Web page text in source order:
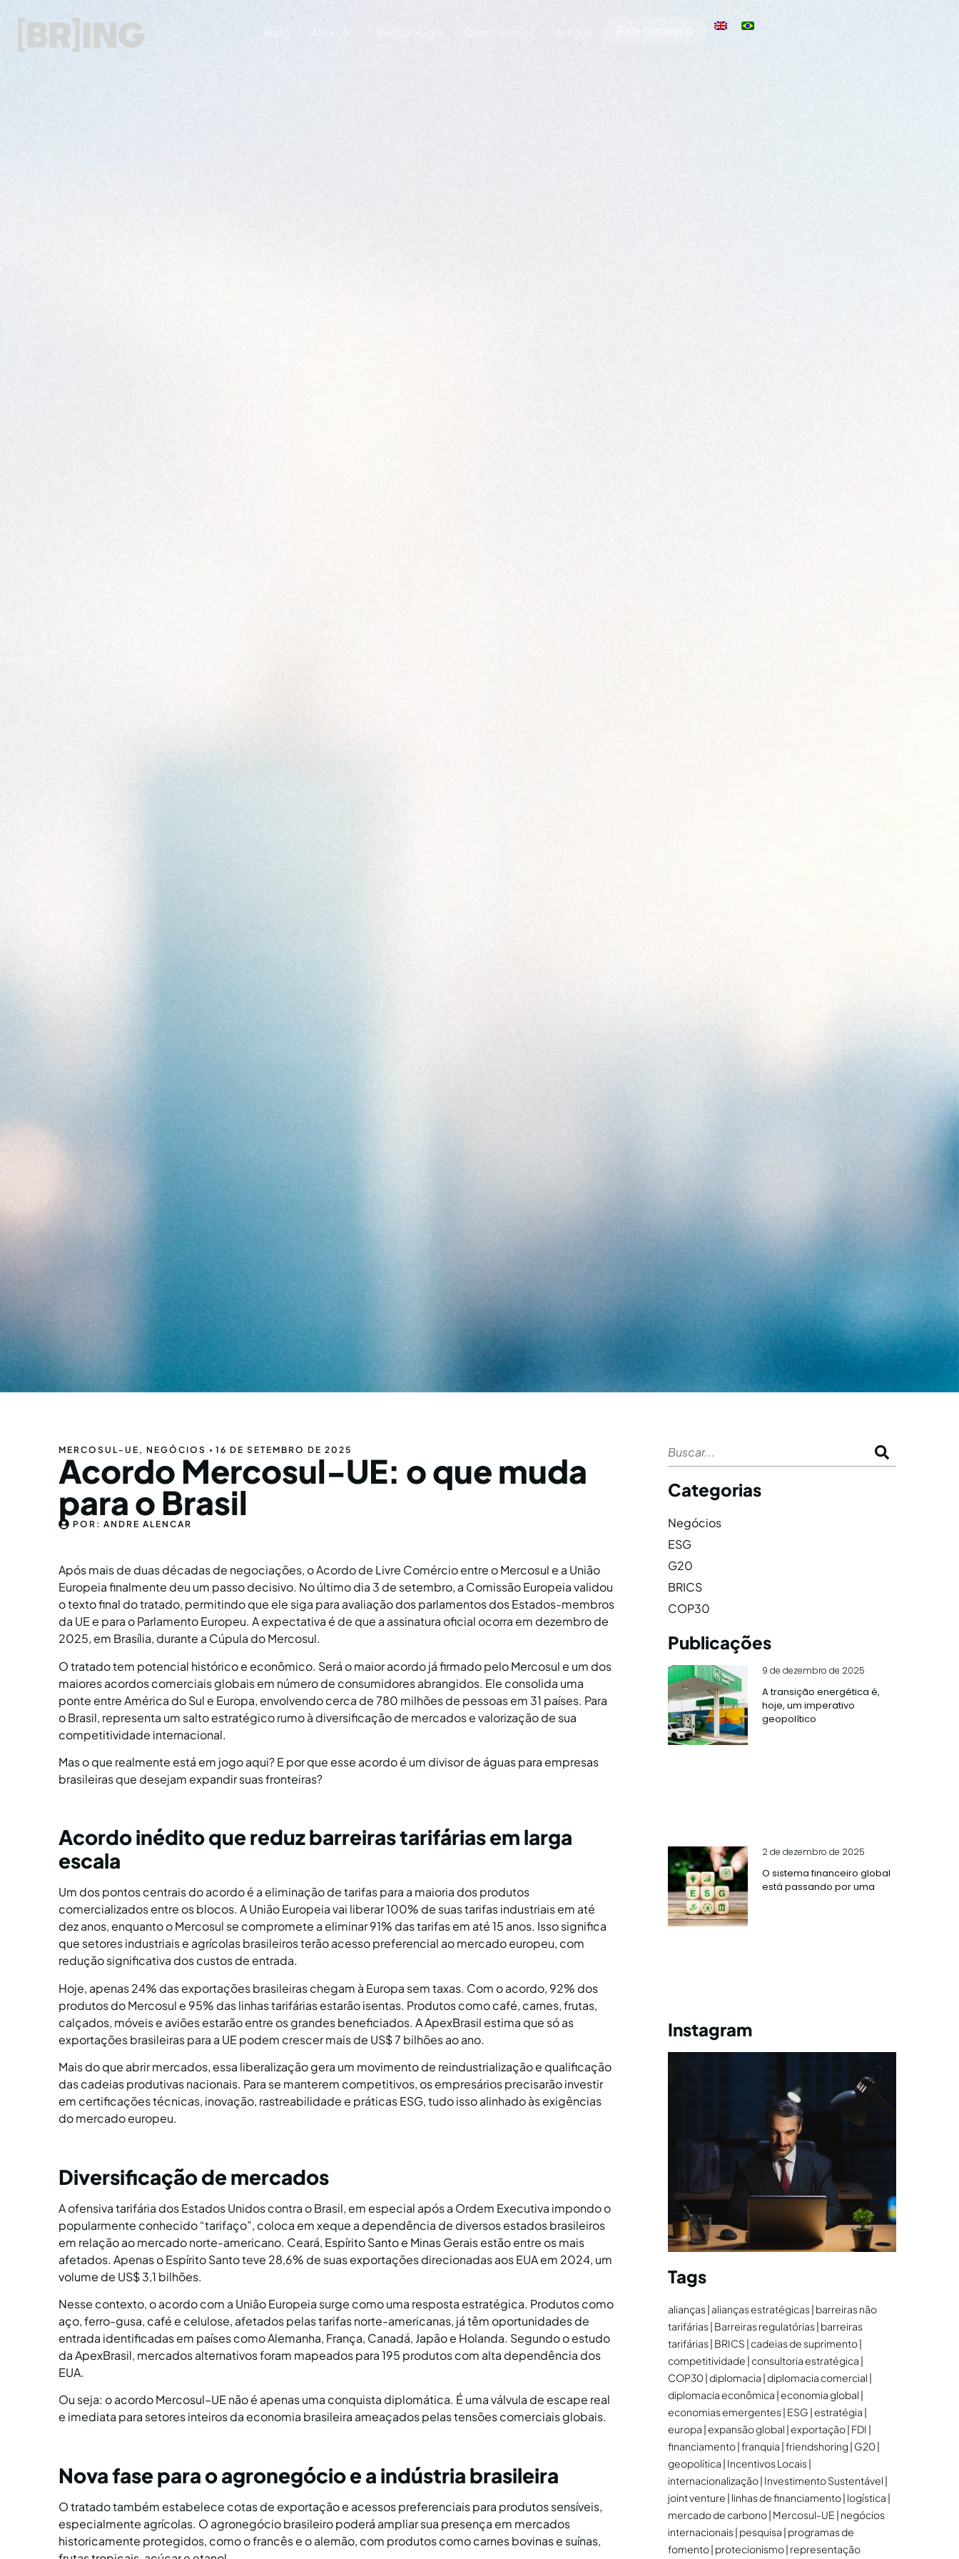
Bring Atuação Artigos Fale Conosco
MERCOSUL-UE , NEGÓCIOS 16 DE SETEMBRO DE 2025
Acordo Mercosul-UE: o que muda
para o Brasil
POR: ANDRE ALENCAR
Após mais de duas décadas de negociações, o Acordo de Livre Comércio entre o Mercosul e a União
Europeia finalmente deu um passo decisivo. No último dia 3 de setembro, a Comissão Europeia validou
o texto final do tratado, permitindo que ele siga para avaliação dos parlamentos dos Estados-membros
da UE e para o Parlamento Europeu. A expectativa é de que a assinatura oficial ocorra em dezembro de
2025, em Brasília, durante a Cúpula do Mercosul.
O tratado tem potencial histórico e econômico. Será o maior acordo já firmado pelo Mercosul e um dos
maiores acordos comerciais globais em número de consumidores abrangidos. Ele consolida uma
ponte entre América do Sul e Europa, envolvendo cerca de 780 milhões de pessoas em 31 países. Para
o Brasil, representa um salto estratégico rumo à diversificação de mercados e valorização de sua
competitividade internacional.
Mas o que realmente está em jogo aqui? E por que esse acordo é um divisor de águas para empresas
brasileiras que desejam expandir suas fronteiras?
Acordo inédito que reduz barreiras tarifárias em larga
escala
Um dos pontos centrais do acordo é a eliminação de tarifas para a maioria dos produtos
comercializados entre os blocos. A União Europeia vai liberar 100% de suas tarifas industriais em até
dez anos, enquanto o Mercosul se compromete a eliminar 91% das tarifas em até 15 anos. Isso significa
que setores industriais e agrícolas brasileiros terão acesso preferencial ao mercado europeu, com
redução significativa dos custos de entrada.
Hoje, apenas 24% das exportações brasileiras chegam à Europa sem taxas. Com o acordo, 92% dos
produtos do Mercosul e 95% das linhas tarifárias estarão isentas. Produtos como café, carnes, frutas,
calçados, móveis e aviões estarão entre os grandes beneficiados. A ApexBrasil estima que só as
exportações brasileiras para a UE podem crescer mais de US$ 7 bilhões ao ano.
Mais do que abrir mercados, essa liberalização gera um movimento de reindustrialização e qualificação
das cadeias produtivas nacionais. Para se manterem competitivos, os empresários precisarão investir
em certificações técnicas, inovação, rastreabilidade e práticas ESG, tudo isso alinhado às exigências
do mercado europeu.
Diversificação de mercados
A ofensiva tarifária dos Estados Unidos contra o Brasil, em especial após a Ordem Executiva impondo o
popularmente conhecido “tarifaço”, coloca em xeque a dependência de diversos estados brasileiros
em relação ao mercado norte-americano. Ceará, Espírito Santo e Minas Gerais estão entre os mais
afetados. Apenas o Espírito Santo teve 28,6% de suas exportações direcionadas aos EUA em 2024, um
volume de US$ 3,1 bilhões.
Nesse contexto, o acordo com a União Europeia surge como uma resposta estratégica. Produtos como
aço, ferro-gusa, café e celulose, afetados pelas tarifas norte-americanas, já têm oportunidades de
entrada identificadas em países como Alemanha, França, Canadá, Japão e Holanda. Segundo o estudo
da ApexBrasil, mercados alternativos foram mapeados para 195 produtos com alta dependência dos
EUA.
Ou seja: o acordo Mercosul–UE não é apenas uma conquista diplomática. É uma válvula de escape real
e imediata para setores inteiros da economia brasileira ameaçados pelas tensões comerciais globais.
Nova fase para o agronegócio e a indústria brasileira
O tratado também estabelece cotas de exportação e acessos preferenciais para produtos sensíveis,
especialmente agrícolas. O agronegócio brasileiro poderá ampliar sua presença em mercados
historicamente protegidos, como o francês e o alemão, com produtos como carnes bovinas e suínas,
Categorias
Negócios
ESG
G20
BRICS
COP30
Publicações
9 de dezembro de 2025
A transição energética é,
hoje, um imperativo
geopolítico
2 de dezembro de 2025
O sistema financeiro global
está passando por uma
Instagram
Tags
alianças alianças estratégicas barreiras não
tarifárias Barreiras regulatórias barreiras
tarifárias BRICS cadeias de suprimento
competitividade consultoria estratégica
COP30 diplomacia diplomacia comercial
diplomacia econômica economia global
economias emergentes ESG estratégia
europa expansão global exportação FDI
financiamento franquia friendshoring G20
geopolítica Incentivos Locais
internacionalização Investimento Sustentável
joint venture linhas de financiamento logística
mercado de carbono Mercosul-UE negócios
internacionais pesquisa programas de
fomento protecionismo representação